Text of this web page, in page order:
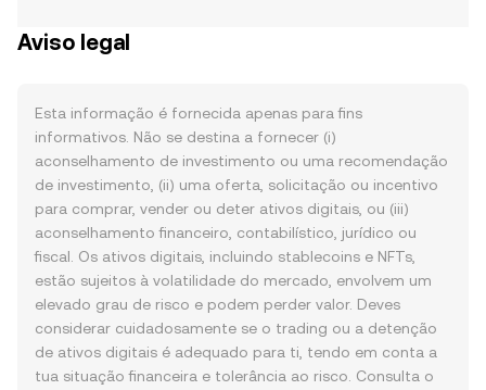
Aviso legal
Esta informação é fornecida apenas para fins
informativos. Não se destina a fornecer (i)
aconselhamento de investimento ou uma recomendação
de investimento, (ii) uma oferta, solicitação ou incentivo
para comprar, vender ou deter ativos digitais, ou (iii)
aconselhamento financeiro, contabilístico, jurídico ou
fiscal. Os ativos digitais, incluindo stablecoins e NFTs,
estão sujeitos à volatilidade do mercado, envolvem um
elevado grau de risco e podem perder valor. Deves
considerar cuidadosamente se o trading ou a detenção
de ativos digitais é adequado para ti, tendo em conta a
tua situação financeira e tolerância ao risco. Consulta o